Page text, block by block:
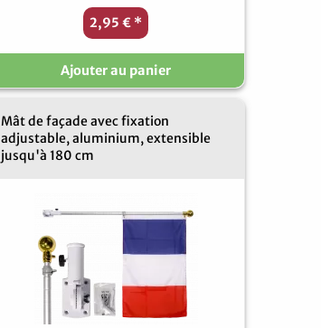
2,95 € *
Ajouter au panier
Mât de façade avec fixation
adjustable, aluminium, extensible
jusqu'à 180 cm